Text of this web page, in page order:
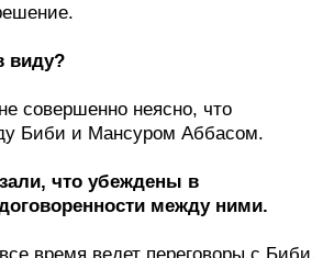
виду?
совершенно неясно, что
Биби и Мансуром Аббасом.
что убеждены в
между ними.